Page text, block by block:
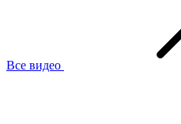
Все видео